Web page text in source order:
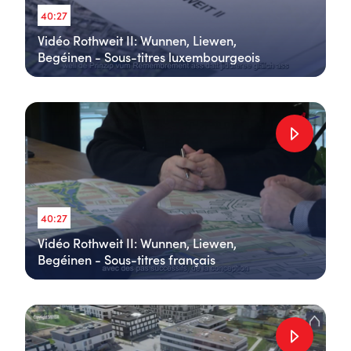
40:27
Vidéo Rothweit II: Wunnen, Liewen,
Begéinen - Sous-titres luxembourgeois
40:27
Vidéo Rothweit II: Wunnen, Liewen,
Begéinen - Sous-titres français